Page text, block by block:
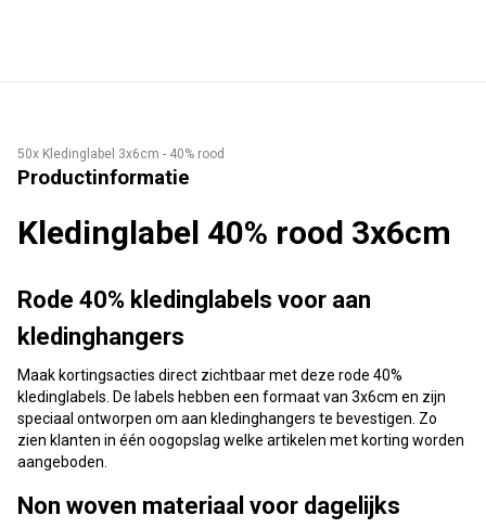
50x Kledinglabel 3x6cm - 40% rood
Productinformatie
Kledinglabel 40% rood 3x6cm
Rode 40% kledinglabels voor aan
kledinghangers
Maak kortingsacties direct zichtbaar met deze rode 40%
kledinglabels. De labels hebben een formaat van 3x6cm en zijn
speciaal ontworpen om aan kledinghangers te bevestigen. Zo
zien klanten in één oogopslag welke artikelen met korting worden
aangeboden.
Non woven materiaal voor dagelijks